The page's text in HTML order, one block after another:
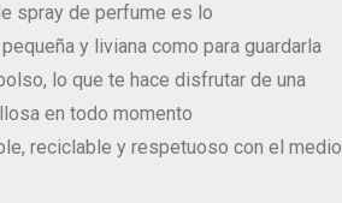
spray de perfume es lo
y liviana como para guardarla
lo que te hace disfrutar de una
en todo momento
reciclable y respetuoso con el medio